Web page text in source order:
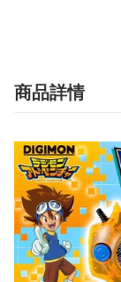
商品詳情